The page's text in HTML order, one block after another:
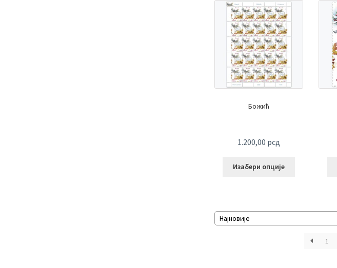
Божић
1.200,00 рсд
Изабери опције
1